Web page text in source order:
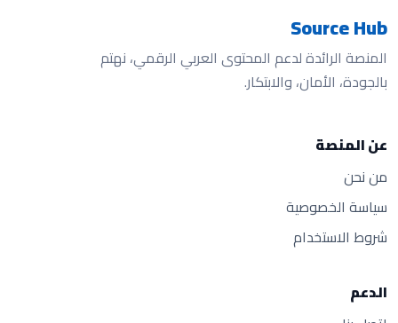
Source Hub
المنصة الرائدة لدعم المحتوى العربي الرقمي، نهتم
بالجودة، الأمان، والابتكار.
عن المنصة
من نحن
سياسة الخصوصية
شروط الاستخدام
الدعم